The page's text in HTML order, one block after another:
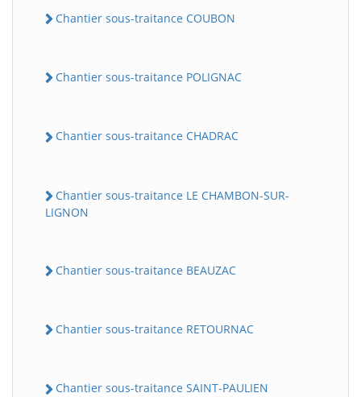
Chantier sous-traitance COUBON
Chantier sous-traitance POLIGNAC
Chantier sous-traitance CHADRAC
Chantier sous-traitance LE CHAMBON-SUR-
LIGNON
Chantier sous-traitance BEAUZAC
Chantier sous-traitance RETOURNAC
Chantier sous-traitance SAINT-PAULIEN